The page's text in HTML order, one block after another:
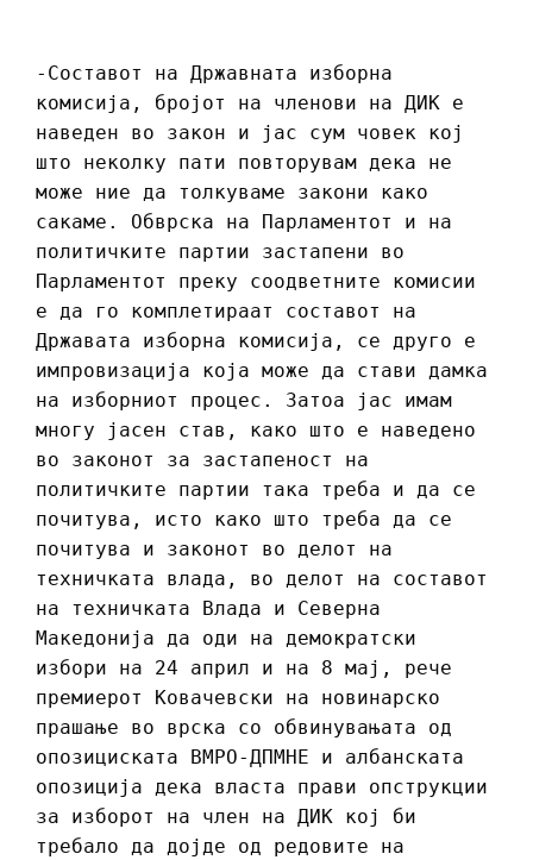
-Составот на Државната изборна
комисија, бројот на членови на ДИК е
наведен во закон и јас сум човек кој
што неколку пати повторувам дека не
може ние да толкуваме закони како
сакаме. Обврска на Парламентот и на
политичките партии застапени во
Парламентот преку соодветните комисии
е да го комплетираат составот на
Државата изборна комисија, се друго е
импровизација која може да стави дамка
на изборниот процес. Затоа јас имам
многу јасен став, како што е наведено
во законот за застапеност на
политичките партии така треба и да се
почитува, исто како што треба да се
почитува и законот во делот на
техничката влада, во делот на составот
на техничката Влада и Северна
Македонија да оди на демократски
избори на 24 април и на 8 мај, рече
премиерот Ковачевски на новинарско
прашање во врска со обвинувањата од
опозициската ВМРО-ДПМНЕ и албанската
опозиција дека власта прави опструкции
за изборот на член на ДИК кој би
требало да дојде од редовите на